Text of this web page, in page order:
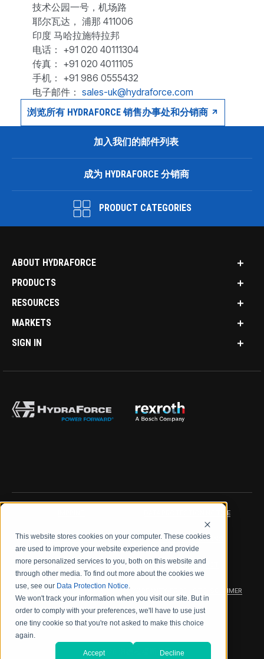
This website stores cookies on your computer. These cookies
are used to improve your website experience and provide
more personalized services to you, both on this website and
through other media. To find out more about the cookies we
use, see our Data Protection Notice.
We won't track your information when you visit our site. But in
order to comply with your preferences, we'll have to use just
one tiny cookie so that you're not asked to make this choice
again.
Accept Decline
技术公园一号，机场路
耶尔瓦达， 浦那 411006
印度 马哈拉施特拉邦
电话： +91 020 40111304
传真： +91 020 4011105
手机： +91 986 0555432
电子邮件： sales-uk@hydraforce.com
浏览所有 HYDRAFORCE 销售办事处和分销商
加入我们的邮件列表
成为 HYDRAFORCE 分销商
PRODUCT CATEGORIES
ABOUT HYDRAFORCE
PRODUCTS
RESOURCES
MARKETS
SIGN IN
DATA PROTECTION NOTICE
LEGAL NOTICE TERMS & CONDITIONS
QUALITY CERTIFICATIONS CODE OF CONDUCT
PRODUCT SECURITY WARRANTY/PRODUCT DISCLAIMER
WEB ACCESSIBILITY
2026 海德拉福斯公司